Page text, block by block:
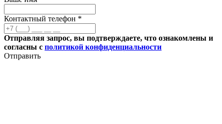
Контактный телефон *
Отправляя запрос, вы подтверждаете, что ознакомлены и
согласны с политикой конфиденциальности
Отправить